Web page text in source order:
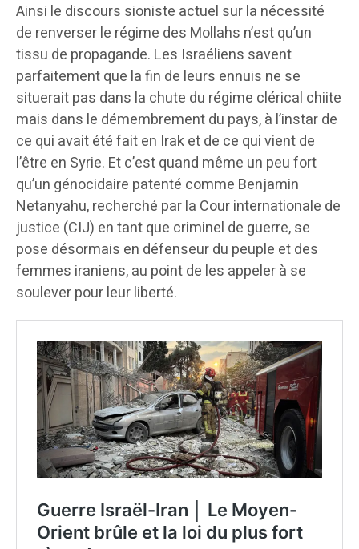
Ainsi le discours sioniste actuel sur la nécessité
de renverser le régime des Mollahs n’est qu’un
tissu de propagande. Les Israéliens savent
parfaitement que la fin de leurs ennuis ne se
situerait pas dans la chute du régime clérical chiite
mais dans le démembrement du pays, à l’instar de
ce qui avait été fait en Irak et de ce qui vient de
l’être en Syrie. Et c’est quand même un peu fort
qu’un génocidaire patenté comme Benjamin
Netanyahu, recherché par la Cour internationale de
justice (CIJ) en tant que criminel de guerre, se
pose désormais en défenseur du peuple et des
femmes iraniens, au point de les appeler à se
soulever pour leur liberté.